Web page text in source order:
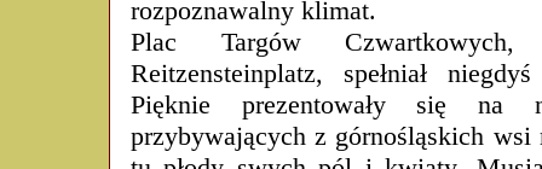
rozpoznawalny klimat.
Plac Targów
Reitzensteinplatz, spełniał
Pięknie prezentowały się na
przybywających z górnośląskich wsi